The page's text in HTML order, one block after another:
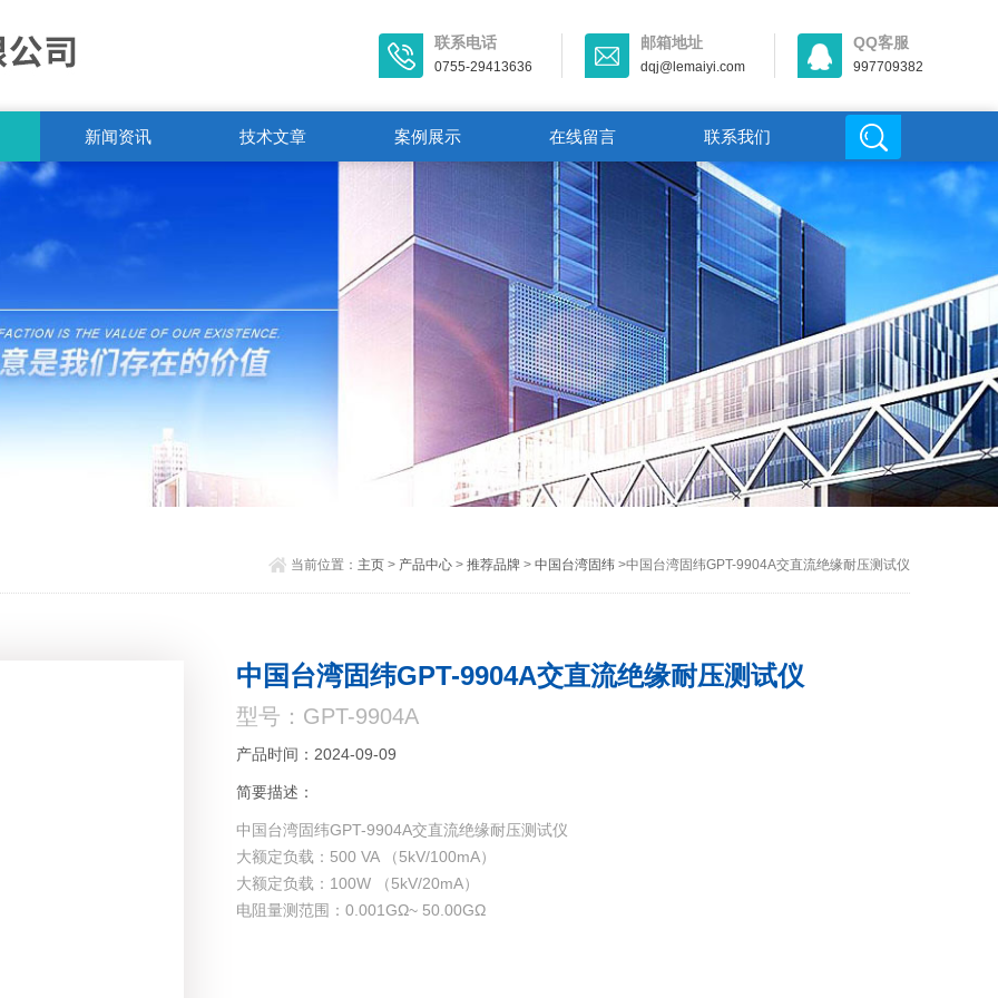
联系电话
0755-29413636
邮箱地址
dqj@lemaiyi.com
QQ客服
997709382
新闻资讯 技术文章 案例展示 在线留言 联系我们
当前位置： 主页> 产品中心> 推荐品牌> 中国台湾固纬>中国台湾固纬GPT-9904A交直流绝缘耐压测试仪
中国台湾固纬GPT-9904A交直流绝缘耐压测试仪
型号：GPT-9904A
产品时间：2024-09-09
简要描述：
中国台湾固纬GPT-9904A交直流绝缘耐压测试仪
大额定负载：500 VA （5kV/100mA）
大额定负载：100W （5kV/20mA）
电阻量测范围：0.001GΩ~ 50.00GΩ